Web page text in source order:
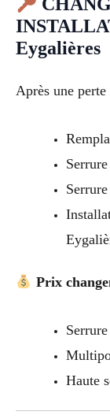
Eygalières
Après une
Prix
Haute